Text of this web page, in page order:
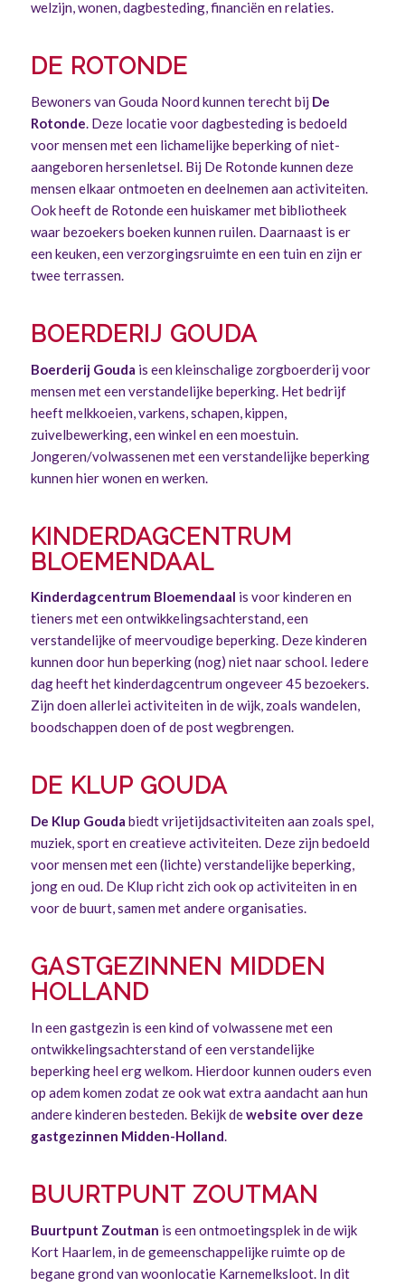
welzijn, wonen, dagbesteding, financiën en relaties.
DE ROTONDE
Bewoners van Gouda Noord kunnen terecht bij De
Rotonde. Deze locatie voor dagbesteding is bedoeld
voor mensen met een lichamelijke beperking of niet-
aangeboren hersenletsel. Bij De Rotonde kunnen deze
mensen elkaar ontmoeten en deelnemen aan activiteiten.
Ook heeft de Rotonde een huiskamer met bibliotheek
waar bezoekers boeken kunnen ruilen. Daarnaast is er
een keuken, een verzorgingsruimte en een tuin en zijn er
twee terrassen.
BOERDERIJ GOUDA
Boerderij Gouda is een kleinschalige zorgboerderij voor
mensen met een verstandelijke beperking. Het bedrijf
heeft melkkoeien, varkens, schapen, kippen,
zuivelbewerking, een winkel en een moestuin.
Jongeren/volwassenen met een verstandelijke beperking
kunnen hier wonen en werken.
KINDERDAGCENTRUM
BLOEMENDAAL
Kinderdagcentrum Bloemendaal is voor kinderen en
tieners met een ontwikkelingsachterstand, een
verstandelijke of meervoudige beperking. Deze kinderen
kunnen door hun beperking (nog) niet naar school. Iedere
dag heeft het kinderdagcentrum ongeveer 45 bezoekers.
Zijn doen allerlei activiteiten in de wijk, zoals wandelen,
boodschappen doen of de post wegbrengen.
DE KLUP GOUDA
De Klup Gouda biedt vrijetijdsactiviteiten aan zoals spel,
muziek, sport en creatieve activiteiten. Deze zijn bedoeld
voor mensen met een (lichte) verstandelijke beperking,
jong en oud. De Klup richt zich ook op activiteiten in en
voor de buurt, samen met andere organisaties.
GASTGEZINNEN MIDDEN
HOLLAND
In een gastgezin is een kind of volwassene met een
ontwikkelingsachterstand of een verstandelijke
beperking heel erg welkom. Hierdoor kunnen ouders even
op adem komen zodat ze ook wat extra aandacht aan hun
andere kinderen besteden. Bekijk dewebsite over deze
gastgezinnen Midden-Holland.
BUURTPUNT ZOUTMAN
Buurtpunt Zoutman is een ontmoetingsplek in de wijk
Kort Haarlem, in de gemeenschappelijke ruimte op de
begane grond van woonlocatie Karnemelksloot. In dit